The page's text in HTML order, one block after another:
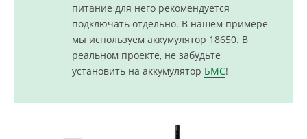
питание для него рекомендуется
подключать отдельно. В нашем примере
мы используем аккумулятор 18650. В
реальном проекте, не забудьте
установить на аккумулятор БМС!